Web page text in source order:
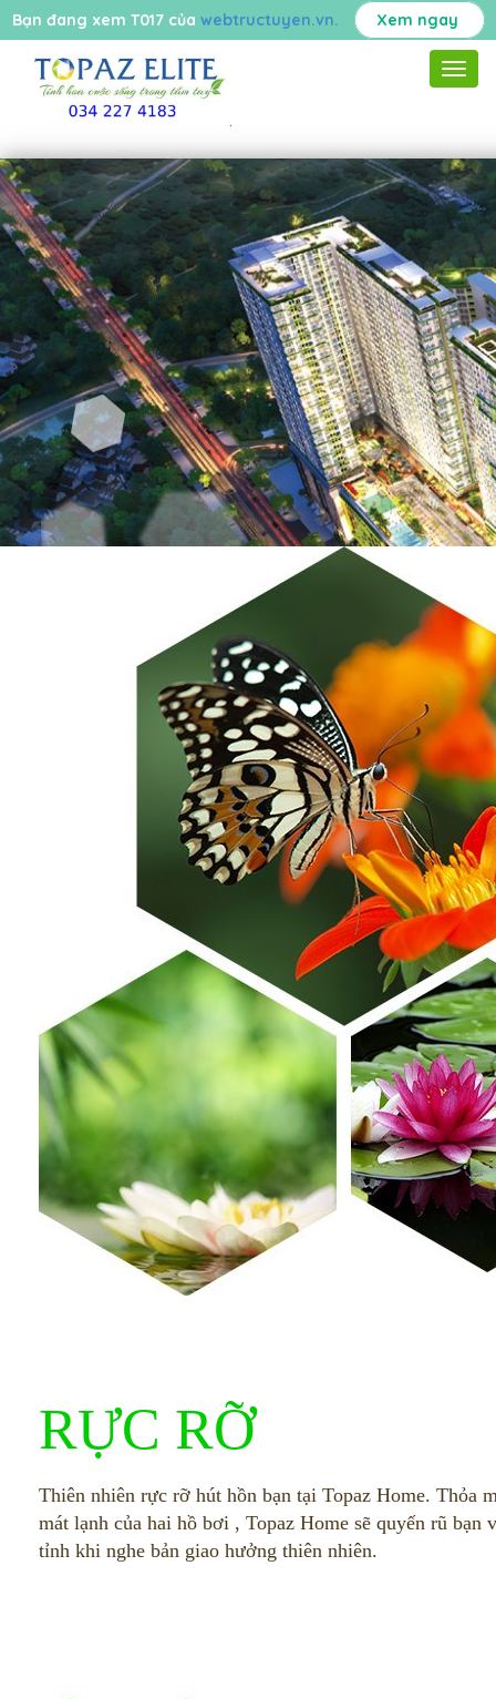
RỰC RỠ
Thiên nhiên rực rỡ hút hồn bạn tại Topaz Home. Thỏa
mát lạnh của hai hồ bơi , Topaz Home sẽ quyến rũ
tỉnh khi nghe bản giao hưởng thiên nhiên.
Bạn đang xem T017 của webtructuyen.vn. Xem ngay